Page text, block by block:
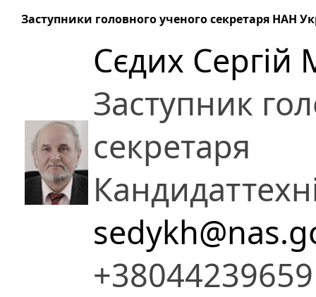
Заступники головного ученого секретаря НАН
Сєдих
Заступник
секретаря
Кандидат